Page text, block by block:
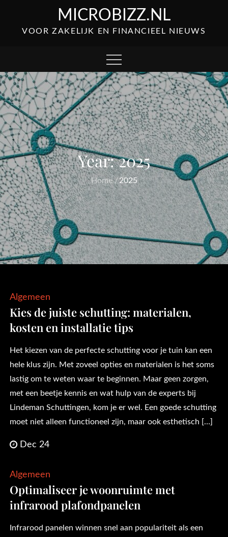
content
MICROBIZZ.NL
VOOR ZAKELIJK EN FINANCIEEL NIEUWS
Year:2025
Home 2025
Algemeen
Kies de juiste schutting: materialen,
kosten en installatie tips
Het kiezen van de perfecte schutting voor je tuin kan een
hele klus zijn. Met zoveel opties en materialen is het soms
lastig om te weten waar te beginnen. Maar geen zorgen,
met een beetje kennis en wat hulp van de experts bij
Lindeman Schuttingen, kom je er wel. Een goede schutting
moet niet alleen functioneel zijn, maar ook esthetisch […]
Dec 24
Algemeen
Optimaliseer je woonruimte met
infrarood plafondpanelen
Infrarood panelen winnen snel aan populariteit als een